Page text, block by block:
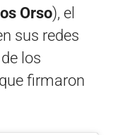
Orso), el
sus redes
los
firmaron